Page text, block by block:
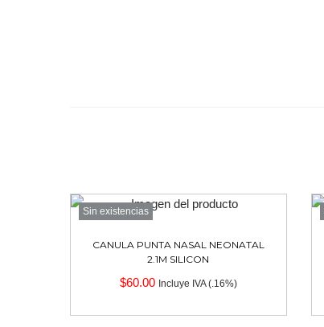
Sin existencias
CANULA PUNTA NASAL NEONATAL
2.1M SILICON
$60.00 Incluye IVA (.16%)